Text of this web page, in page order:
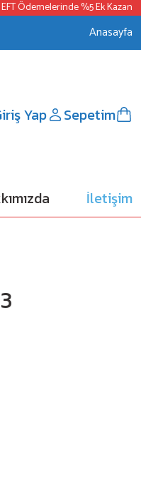
%5 Ek Kazanç
Anasayfa
Yap Sepetim
İletişim